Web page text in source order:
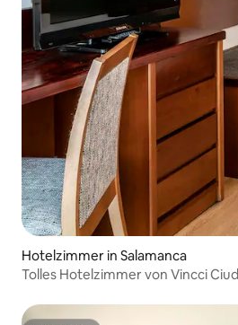
Hotelzimmer in Salamanca
Tolles Hotelzimmer von Vincci